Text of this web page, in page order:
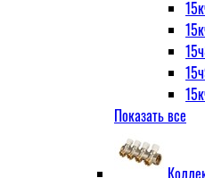
Показать все